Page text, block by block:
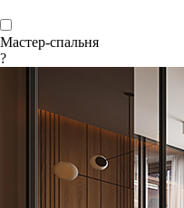
Мастер-спальня
?